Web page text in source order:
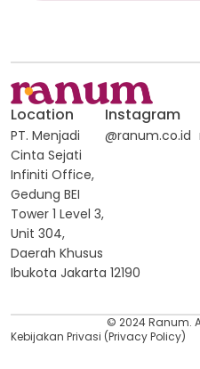
Location
PT. Menjadi
Cinta Sejati
Infiniti Office,
Gedung BEI
Tower 1 Level 3,
Unit 304,
Daerah Khusus
Ibukota Jakarta 12190
Instagram
@ranum.co.id
© 2024 Ranum.
Kebijakan Privasi (Privacy Policy)